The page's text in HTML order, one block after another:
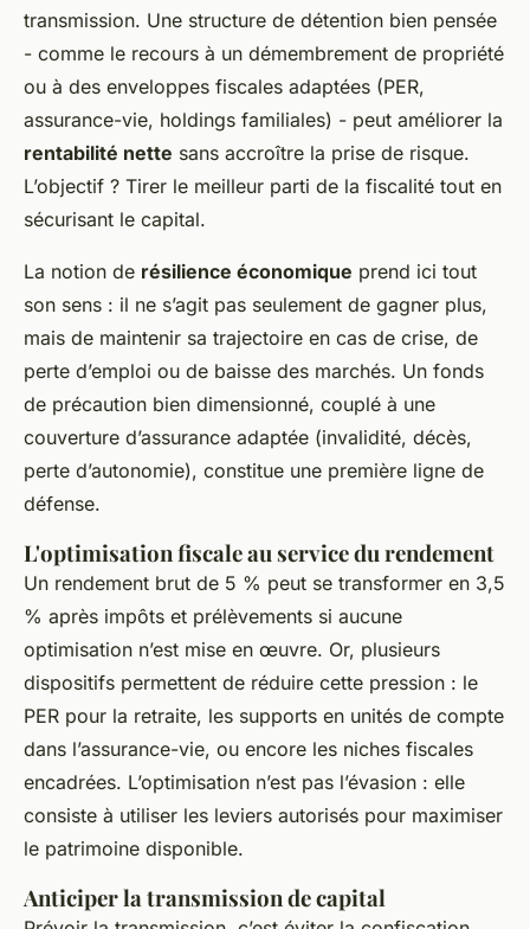
transmission. Une structure de détention bien pensée
- comme le recours à un démembrement de propriété
ou à des enveloppes fiscales adaptées (PER,
assurance-vie, holdings familiales) - peut améliorer la
rentabilité nette sans accroître la prise de risque.
L’objectif ? Tirer le meilleur parti de la fiscalité tout en
sécurisant le capital.
La notion de résilience économique prend ici tout
son sens : il ne s’agit pas seulement de gagner plus,
mais de maintenir sa trajectoire en cas de crise, de
perte d’emploi ou de baisse des marchés. Un fonds
de précaution bien dimensionné, couplé à une
couverture d’assurance adaptée (invalidité, décès,
perte d’autonomie), constitue une première ligne de
défense.
L'optimisation fiscale au service du rendement
Un rendement brut de 5 % peut se transformer en 3,5
% après impôts et prélèvements si aucune
optimisation n’est mise en œuvre. Or, plusieurs
dispositifs permettent de réduire cette pression : le
PER pour la retraite, les supports en unités de compte
dans l’assurance-vie, ou encore les niches fiscales
encadrées. L’optimisation n’est pas l’évasion : elle
consiste à utiliser les leviers autorisés pour maximiser
le patrimoine disponible.
Anticiper la transmission de capital